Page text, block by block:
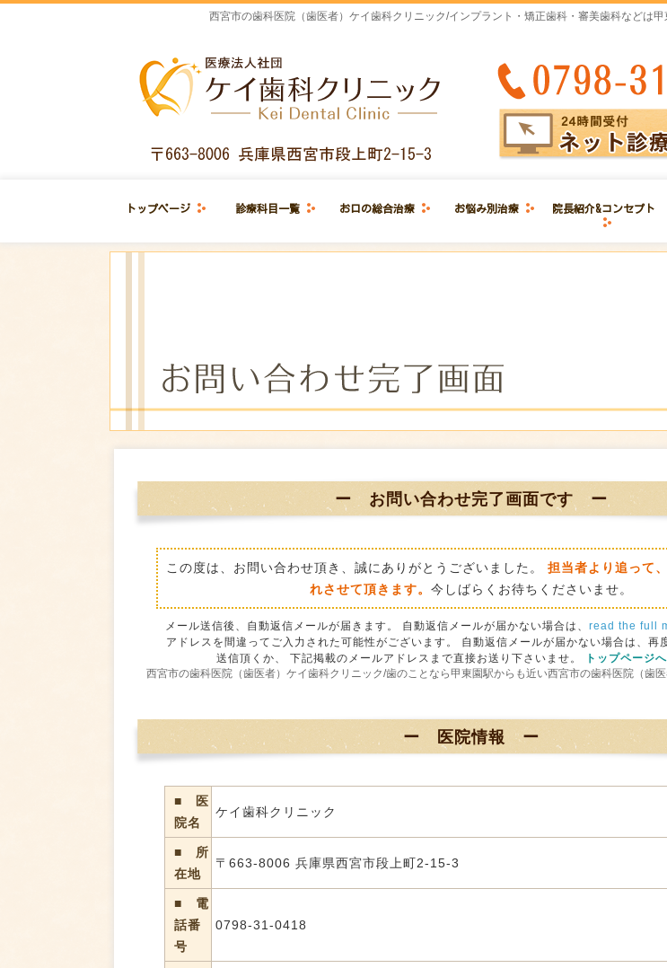
西宮市の歯科医院（歯医者）ケイ歯科クリニック/インプラント・矯正歯科・審美歯科などは
トップページ 診療科目一覧 お口の総合治療 お悩み別治療 院長紹介&コンセプト
ー お問い合わせ完了画面です ー
この度は、お問い合わせ頂き、誠にありがとうございました。 担当者より追って
れさせて頂きます。 今しばらくお待ちくださいませ。
メール送信後、自動返信メールが届きます。 自動返信メールが届かない場合は、 read the full
アドレスを間違ってご入力された可能性がございます。 自動返信メールが届かない場合は、再
送信頂くか、 下記掲載のメールアドレスまで直接お送り下さいませ。
トップページ
西宮市の歯科医院（歯医者）ケイ歯科クリニック/歯のことなら甲東園駅からも近い西宮市の歯科医院（歯
ー 医院情報 ー
■ 医
院名
ケイ歯科クリニック
■ 所
在地
〒663-8006 兵庫県西宮市段上町2-15-3
■ 電
話番
号
0798-31-0418